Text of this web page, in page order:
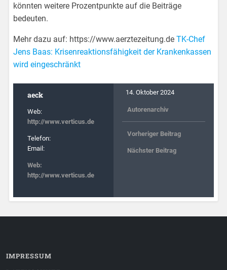
könnten weitere Prozentpunkte auf die Beiträge
bedeuten.
Mehr dazu auf: https://www.aerztezeitung.de TK-Chef
Jens Baas: Krisenreaktionsfähigkeit der Krankenkassen
wird eingeschränkt
aeck
Web:
http://www.verticus.de
Telefon:
Email:
Web:
http://www.verticus.de
14. Oktober 2024
Autorenarchiv
Vorheriger Beitrag
Nächster Beitrag
IMPRESSUM